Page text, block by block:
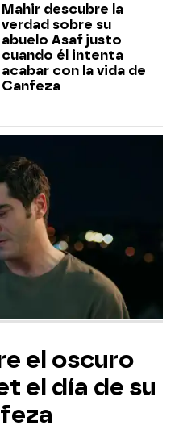
Mahir descubre la
verdad sobre su
abuelo Asaf justo
cuando él intenta
acabar con la vida de
Canfeza
el oscuro
el día de su